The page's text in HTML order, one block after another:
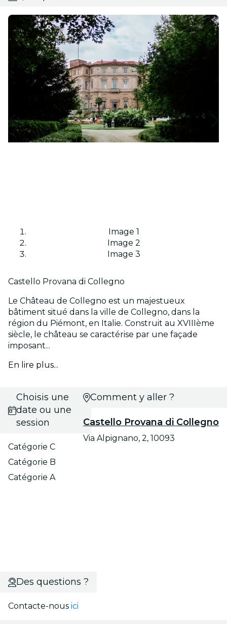
Image 1
Image 2
Image 3
Castello Provana di Collegno
Le Château de Collegno est un majestueux
bâtiment situé dans la ville de Collegno, dans la
région du Piémont, en Italie. Construit au XVIIIème
siècle, le château se caractérise par une façade
imposant...
En lire plus...
Choisis une
date ou une
session
Catégorie C
Catégorie B
Catégorie A
Comment y aller ?
Castello Provana di Collegno
Via Alpignano, 2, 10093
Des questions ?
Contacte-nous ici